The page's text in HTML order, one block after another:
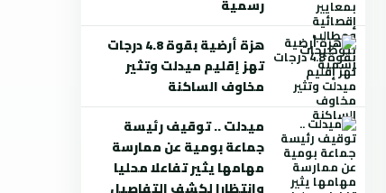
رسمية
هزة أرضية بقوة 4.8 درجات
تهز إقليم ميدلت وتثير
مخاوف الساكنة
ميدلت .. توقيف رئيسة
جماعة بومية عن ممارسة
مهامها يثير تفاعلا محليا